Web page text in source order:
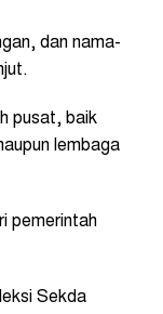
dan nama-
pusat, baik
lembaga
pemerintah
Sekda